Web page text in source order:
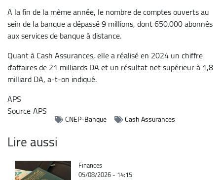
A la fin de la même année, le nombre de comptes ouverts au
sein de la banque a dépassé 9 millions, dont 650.000 abonnés
aux services de banque à distance.
Quant à Cash Assurances, elle a réalisé en 2024 un chiffre
d'affaires de 21 milliards DA et un résultat net supérieur à 1,8
milliard DA, a-t-on indiqué.
APS
SourceAPS
CNEP-Banque Cash Assurances
Lire aussi
Catégorie
Finances
05/08/2026 - 14:15